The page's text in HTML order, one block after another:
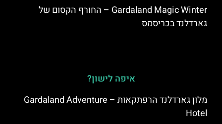
Gardaland Magic Winter – החורף הקסום של
גארדלנד בכריסמס
איפה לישון?
מלון גארדלנד הרפתקאות – Gardaland Adventure
Hotel